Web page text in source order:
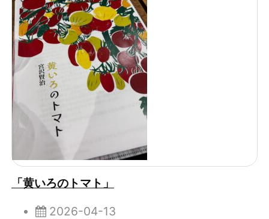
「黄いろのトマト」
2026-04-13